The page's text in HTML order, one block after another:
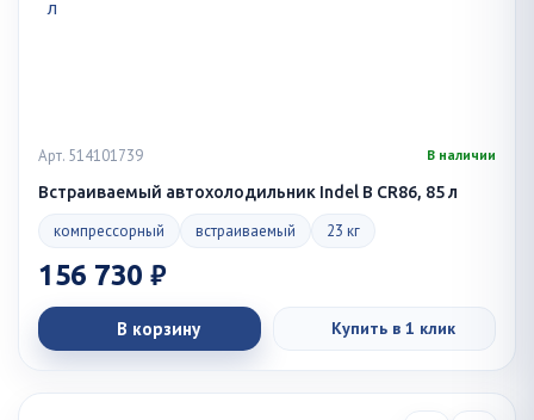
Арт. 514101739 В наличии
Встраиваемый автохолодильник Indel B CR86, 85 л
компрессорный встраиваемый 23 кг
156 730 ₽
В корзину Купить в 1 клик